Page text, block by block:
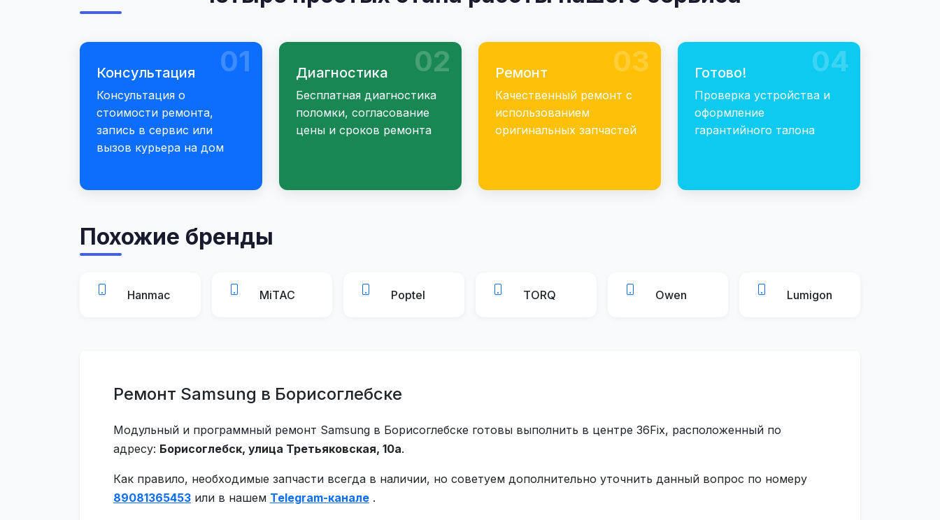
01
Консультация
Консультация о
стоимости ремонта,
запись в сервис или
вызов курьера на дом
02
Диагностика
Бесплатная диагностика
поломки, согласование
цены и сроков ремонта
03
Ремонт
Качественный ремонт с
использованием
оригинальных запчастей
04
Готово!
Проверка устройства и
оформление
гарантийного талона
Похожие бренды
Hanmac MiTAC Poptel TORQ Owen Lumigon
Ремонт Samsung в Борисоглебске
Модульный и программный ремонт Samsung в Борисоглебске готовы выполнить в центре 36Fix, расположенный по
адресу: Борисоглебск, улица Третьяковская, 10а.
Как правило, необходимые запчасти всегда в наличии, но советуем дополнительно уточнить данный вопрос по номеру
89081365453 или в нашем Telegram-канале .